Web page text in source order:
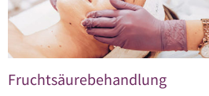
Fruchtsäurebehandlung